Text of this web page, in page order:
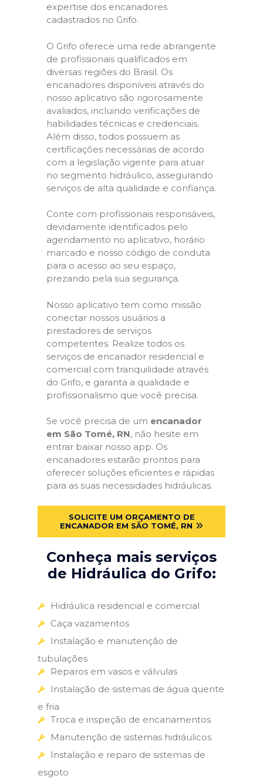
expertise dos encanadores
cadastrados no Grifo.
O Grifo oferece uma rede abrangente
de profissionais qualificados em
diversas regiões do Brasil. Os
encanadores disponíveis através do
nosso aplicativo são rigorosamente
avaliados, incluindo verificações de
habilidades técnicas e credenciais.
Além disso, todos possuem as
certificações necessárias de acordo
com a legislação vigente para atuar
no segmento hidráulico, assegurando
serviços de alta qualidade e confiança.
Conte com profissionais responsáveis,
devidamente identificados pelo
agendamento no aplicativo, horário
marcado e nosso código de conduta
para o acesso ao seu espaço,
prezando pela sua segurança.
Nosso aplicativo tem como missão
conectar nossos usuários a
prestadores de serviços
competentes. Realize todos os
serviços de encanador residencial e
comercial com tranquilidade através
do Grifo, e garanta a qualidade e
profissionalismo que você precisa.
Se você precisa de um encanador
em São Tomé, RN, não hesite em
entrar baixar nosso app. Os
encanadores estarão prontos para
oferecer soluções eficientes e rápidas
para as suas necessidades hidráulicas.
SOLICITE UM ORÇAMENTO DE
ENCANADOR EM SÃO TOMÉ, RN
Conheça mais serviços
de Hidráulica do Grifo:
Hidráulica residencial e comercial
Caça vazamentos
Instalação e manutenção de
tubulações
Reparos em vasos e válvulas
Instalação de sistemas de água quente
e fria
Troca e inspeção de encanamentos
Manutenção de sistemas hidráulicos
Instalação e reparo de sistemas de
esgoto